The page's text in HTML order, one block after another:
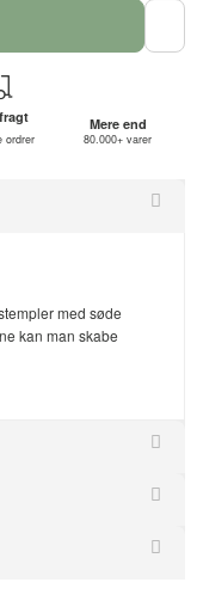
ordrer
Mere end
80.000+ varer
med søde
kan man skabe